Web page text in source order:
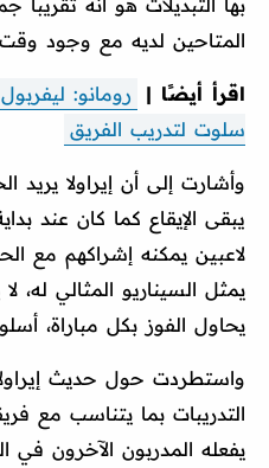
بها التبديلات هو أنه تقريبًا
المتاحين لديه مع وجود وقت
اقرأ أيضًا |
رومانو:
سلوت لتدريب الفريق
وأشارت إلى أن إيراولا يريد
يبقى الإيقاع كما كان عند
لاعبين يمكنه إشراكهم مع
يمثل السيناريو المثالي له،
يحاول الفوز بكل مباراة،
التدريبات بما يتناسب مع
يفعله المدربون الآخرون